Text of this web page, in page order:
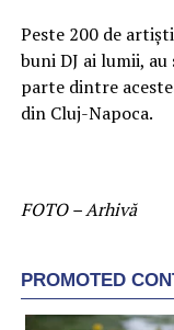
Peste 200 de
buni DJ ai lumii,
parte dintre
din Cluj-Napoca.
FOTO – Arhivă